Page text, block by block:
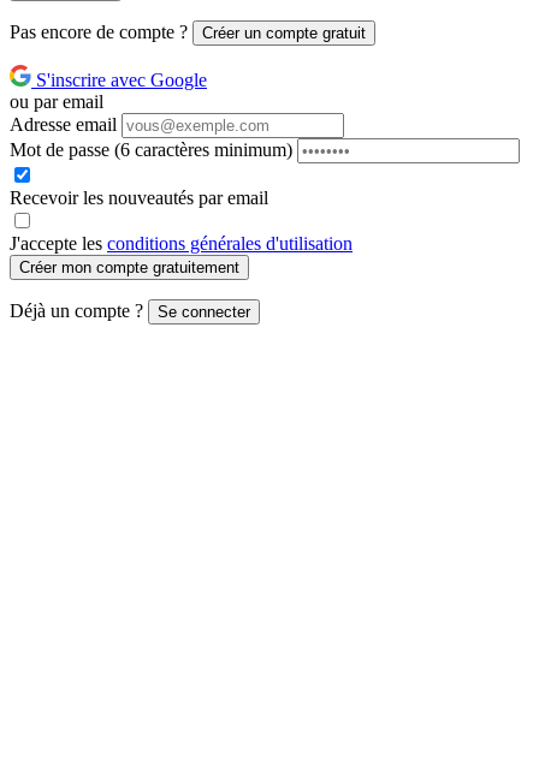
Pas encore de compte ? Créer un compte gratuit
S'inscrire avec Google
ou par email
Adresse email
Mot de passe (6 caractères minimum)
Recevoir les nouveautés par email
J'accepte les conditions générales d'utilisation
Créer mon compte gratuitement
Déjà un compte ? Se connecter